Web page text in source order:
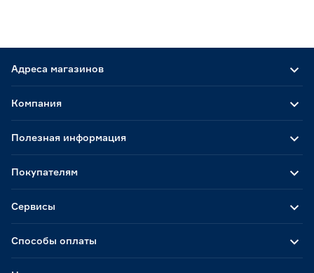
Адреса магазинов
Способы оплаты
Компания
Полезная информация
Покупателям
Сервисы